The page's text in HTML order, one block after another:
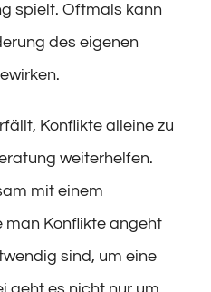
spielt. Oftmals kann
des eigenen
Konflikte alleine zu
weiterhelfen.
mit einem
man Konflikte angeht
sind, um eine